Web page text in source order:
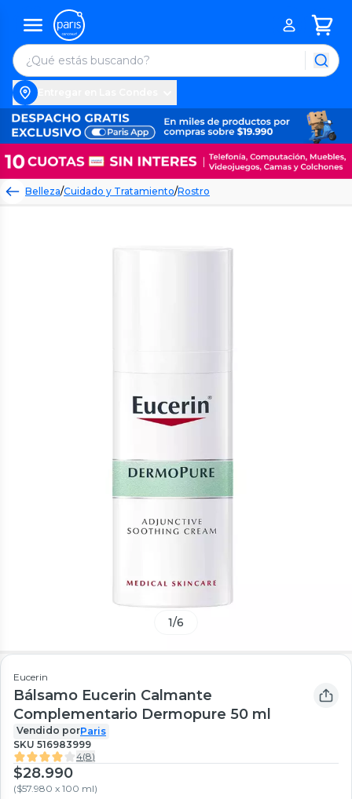
Belleza/Cuidado y Tratamiento/Rostro
1/6
Eucerin
Bálsamo Eucerin Calmante
Complementario Dermopure 50 ml
Vendido porParis
SKU 516983999
4(8)
$28.990
($57.980 x 100 ml)